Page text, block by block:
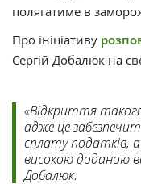
полягатиме в
Про ініціативу
Сергій Добалюк на
«Відкриття
адже це
сплату податків,
високою доданою
Добалюк.